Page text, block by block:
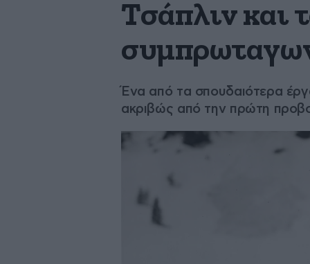
Τσάπλιν και
Ένα από τα σπουδαιότερα
ακριβώς από την πρώτη